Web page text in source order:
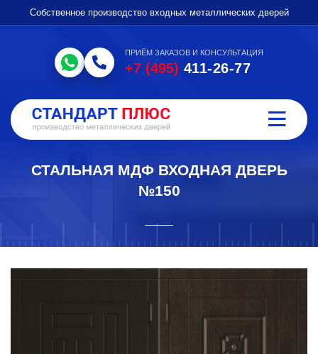
Собственное производство входных металлических дверей
ПРИЁМ ЗАКАЗОВ И КОНСУЛЬТАЦИЯ
+7 (495) 411-26-77
СТАЛЬНАЯ МДФ ВХОДНАЯ ДВЕРЬ
№150